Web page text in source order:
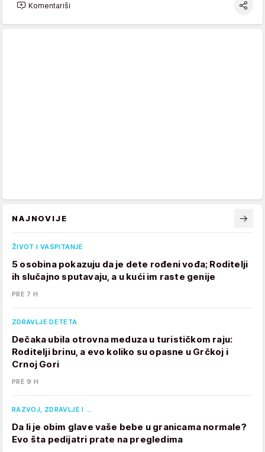
Komentariši
NAJNOVIJE
ŽIVOT I VASPITANJE
5 osobina pokazuju da je dete rođeni vođa; Roditelji
ih slučajno sputavaju, a u kući im raste genije
PRE 7 H
ZDRAVLJE DETETA
Dečaka ubila otrovna meduza u turističkom raju:
Roditelji brinu, a evo koliko su opasne u Grčkoj i
Crnoj Gori
PRE 9 H
RAZVOJ, ZDRAVLJE I …
Da li je obim glave vaše bebe u granicama normale?
Evo šta pedijatri prate na pregledima